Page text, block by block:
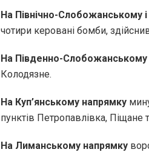
На Північно-Слобожанському
чотири керовані бомби,
На Південно-Слобожанському
Колодязне.
На Куп’янському напрямку
пунктів Петропавлівка, Піщане
На Лиманському напрямку